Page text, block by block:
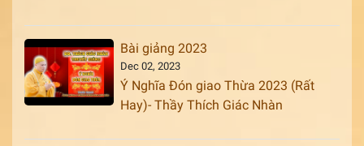
Bài giảng 2023
Dec 02, 2023
Ý Nghĩa Đón giao Thừa 2023 (Rất
Hay)- Thầy Thích Giác Nhàn